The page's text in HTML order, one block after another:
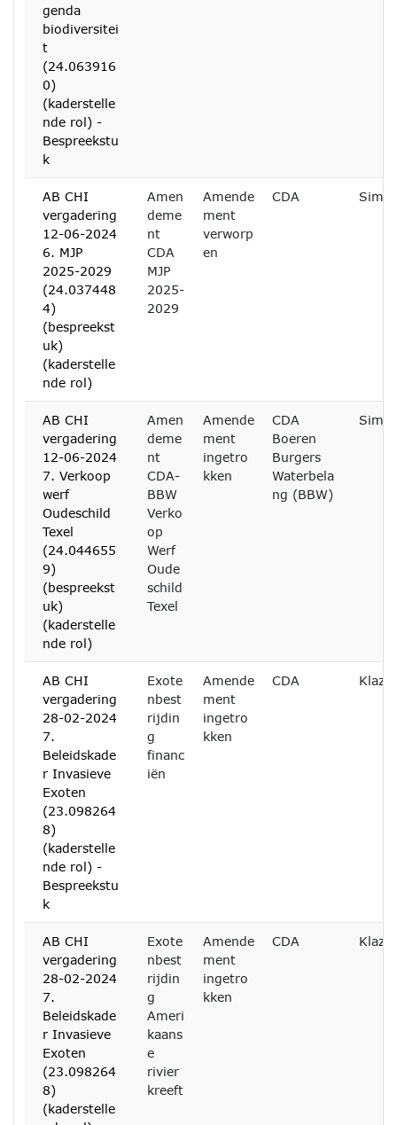
genda
biodiversitei
t
(24.063916
0)
(kaderstelle
nde rol) -
Bespreekstu
k
AB CHI
vergadering
12-06-2024
6. MJP
2025-2029
(24.037448
4)
(bespreekst
uk)
(kaderstelle
nde rol)
Amen
deme
nt
CDA
MJP
2025-
2029
Amende
ment
verworp
en
CDA
AB CHI
vergadering
12-06-2024
7. Verkoop
werf
Oudeschild
Texel
(24.044655
9)
(bespreekst
uk)
(kaderstelle
nde rol)
Amen
deme
nt
CDA-
BBW
Verko
op
Werf
Oude
schild
Texel
Amende
ment
ingetro
kken
CDA
Boeren
Burgers
Waterbela
ng (BBW)
AB CHI
vergadering
28-02-2024
7.
Beleidskade
r Invasieve
Exoten
(23.098264
8)
(kaderstelle
nde rol) -
Bespreekstu
k
Exote
nbest
rijdin
g
financ
iën
Amende
ment
ingetro
kken
CDA
AB CHI
vergadering
28-02-2024
7.
Beleidskade
r Invasieve
Exoten
(23.098264
8)
(kaderstelle
Exote
nbest
rijdin
g
Ameri
kaans
e
rivier
kreeft
Amende
ment
ingetro
kken
CDA